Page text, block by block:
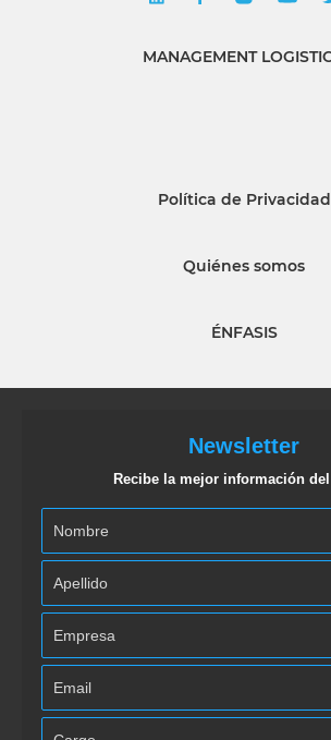
MANAGEMENT
Política de Privacidad
Quiénes somos
ÉNFASIS
Newsletter
Recibe la mejor información